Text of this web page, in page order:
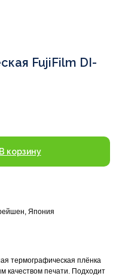
FujiFilm DI-
В корзину
Япония
термографическая плёнка
качеством печати. Подходит